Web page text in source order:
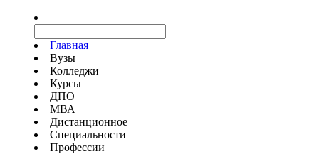
Главная
Вузы
Колледжи
Курсы
ДПО
МВА
Дистанционное
Специальности
Профессии